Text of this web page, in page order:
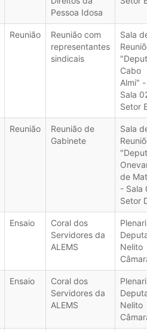
Pessoa Idosa
Reunião
Reunião com
representantes
sindicais
Sala
Cabo
Almi" -
Sala
Setor
Reunião
Reunião de
Gabinete
Sala
de
- Sala
Setor
Ensaio
Coral dos
Servidores da
ALEMS
Nelito
Ensaio
Coral dos
Servidores da
ALEMS
Nelito